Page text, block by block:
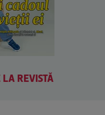
REVISTĂ